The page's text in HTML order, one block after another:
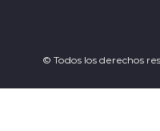
© Todos los derechos